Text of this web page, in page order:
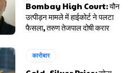
Bombay High Court: यौन
उत्पीड़न मामले में हाईकोर्ट ने पलटा
फैसला, तरुण तेजपाल दोषी करार
कारोबार